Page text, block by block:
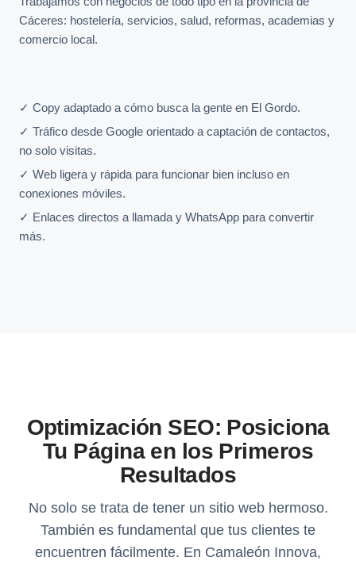
Cáceres: hostelería, servicios, salud, reformas, academias y
comercio local.
✓ Copy adaptado a cómo busca la gente en El Gordo.
✓ Tráfico desde Google orientado a captación de contactos,
no solo visitas.
✓ Web ligera y rápida para funcionar bien incluso en
conexiones móviles.
✓ Enlaces directos a llamada y WhatsApp para convertir
más.
Optimización SEO: Posiciona
Tu Página en los Primeros
Resultados
No solo se trata de tener un sitio web hermoso.
También es fundamental que tus clientes te
encuentren fácilmente. En Camaleón Innova,